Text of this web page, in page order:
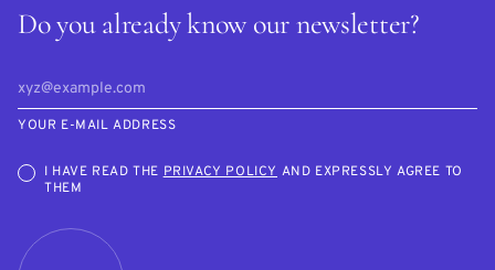
Do you already know our newsletter?
YOUR E-MAIL ADDRESS
I HAVE READ THEPRIVACY POLICY AND EXPRESSLY AGREE TO
THEM